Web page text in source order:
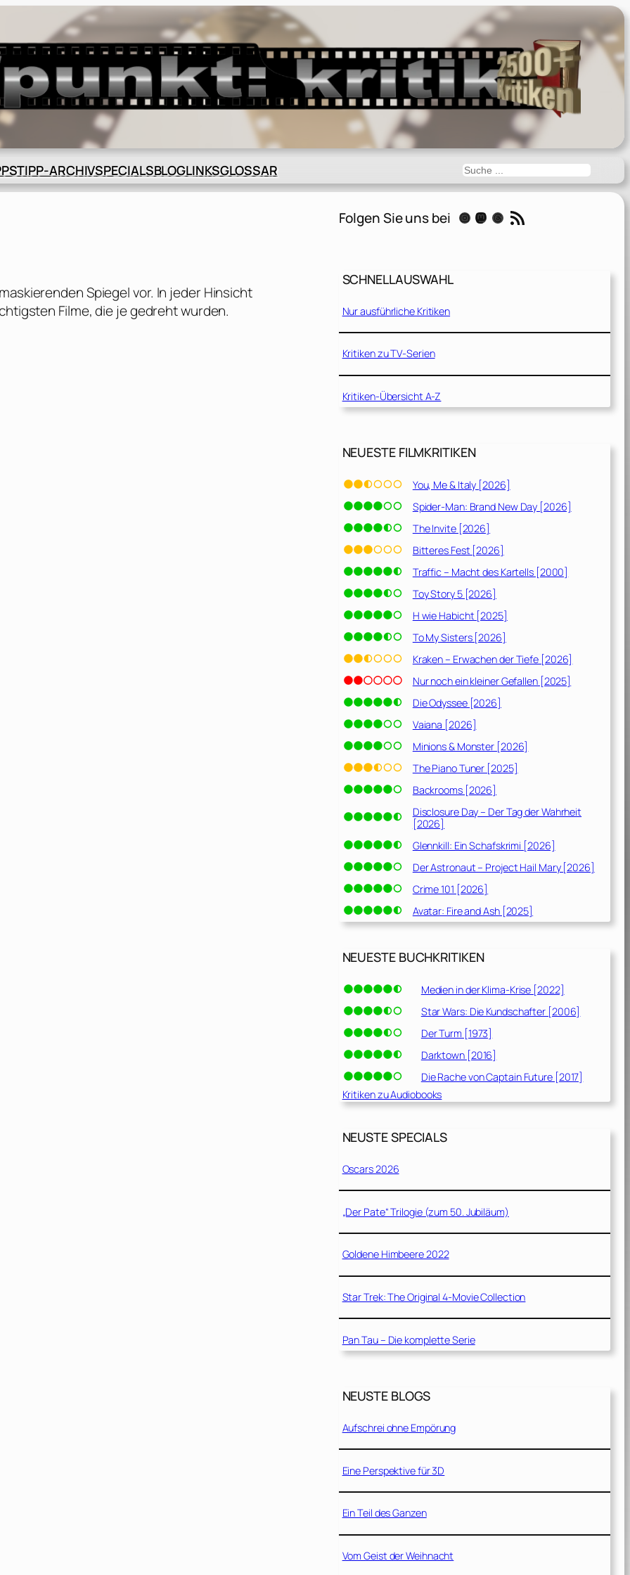
TIPP-ARCHIVSPECIALSBLOGLINKSGLOSSAR Suchen
Spiegel vor. In jeder Hinsicht
Filme, die je gedreht wurden.
Folgen Sie uns bei Instagram Mastodon Threads RSS-Feed
SCHNELLAUSWAHL
Nur ausführliche Kritiken
Kritiken zu TV-Serien
Kritiken-Übersicht A-Z
NEUESTE FILMKRITIKEN
You, Me & Italy [2026]
Spider-Man: Brand New Day [2026]
The Invite [2026]
Bitteres Fest [2026]
Traffic – Macht des Kartells [2000]
Toy Story 5 [2026]
H wie Habicht [2025]
To My Sisters [2026]
Kraken – Erwachen der Tiefe [2026]
Nur noch ein kleiner Gefallen [2025]
Die Odyssee [2026]
Vaiana [2026]
Minions & Monster [2026]
The Piano Tuner [2025]
Backrooms [2026]
Disclosure Day – Der Tag der Wahrheit
[2026]
Glennkill: Ein Schafskrimi [2026]
Der Astronaut – Project Hail Mary [2026]
Crime 101 [2026]
Avatar: Fire and Ash [2025]
NEUESTE BUCHKRITIKEN
Medien in der Klima-Krise [2022]
Star Wars: Die Kundschafter [2006]
Der Turm [1973]
Darktown [2016]
Die Rache von Captain Future [2017]
Kritiken zu Audiobooks
NEUSTE SPECIALS
Oscars 2026
„Der Pate“ Trilogie (zum 50. Jubiläum)
Goldene Himbeere 2022
Star Trek: The Original 4-Movie Collection
Pan Tau – Die komplette Serie
NEUSTE BLOGS
Aufschrei ohne Empörung
Eine Perspektive für 3D
Ein Teil des Ganzen
Vom Geist der Weihnacht